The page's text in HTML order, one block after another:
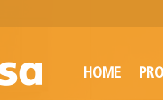
HOME